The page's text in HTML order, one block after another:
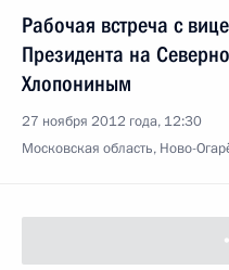
Рабочая встреча с
Президента на
Хлопониным
27 ноября 2012 года, 12:30
Московская область, Ново-